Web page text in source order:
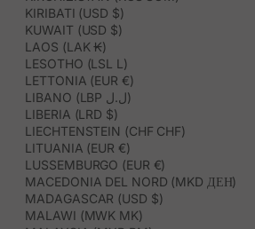
KIRIBATI (USD $)
KUWAIT (USD $)
LAOS (LAK ₭)
LESOTHO (LSL L)
LETTONIA (EUR €)
LIBANO (LBP ل.ل)
LIBERIA (LRD $)
LIECHTENSTEIN (CHF CHF)
LITUANIA (EUR €)
LUSSEMBURGO (EUR €)
MACEDONIA DEL NORD (MKD ДЕН)
MADAGASCAR (USD $)
MALAWI (MWK MK)